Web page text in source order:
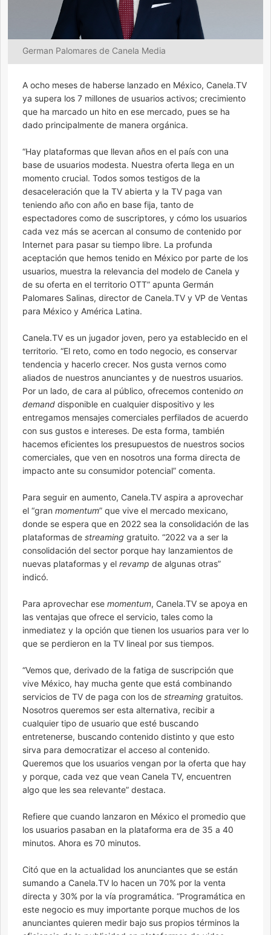
German Palomares de Canela Media
A ocho meses de haberse lanzado en México, Canela.TV
ya supera los 7 millones de usuarios activos; crecimiento
que ha marcado un hito en ese mercado, pues se ha
dado principalmente de manera orgánica.
“Hay plataformas que llevan años en el país con una
base de usuarios modesta. Nuestra oferta llega en un
momento crucial. Todos somos testigos de la
desaceleración que la TV abierta y la TV paga van
teniendo año con año en base fija, tanto de
espectadores como de suscriptores, y cómo los usuarios
cada vez más se acercan al consumo de contenido por
Internet para pasar su tiempo libre. La profunda
aceptación que hemos tenido en México por parte de los
usuarios, muestra la relevancia del modelo de Canela y
de su oferta en el territorio OTT” apunta Germán
Palomares Salinas, director de Canela.TV y VP de Ventas
para México y América Latina.
Canela.TV es un jugador joven, pero ya establecido en el
territorio. “El reto, como en todo negocio, es conservar
tendencia y hacerlo crecer. Nos gusta vernos como
aliados de nuestros anunciantes y de nuestros usuarios.
Por un lado, de cara al público, ofrecemos contenido on
demand disponible en cualquier dispositivo y les
entregamos mensajes comerciales perfilados de acuerdo
con sus gustos e intereses. De esta forma, también
hacemos eficientes los presupuestos de nuestros socios
comerciales, que ven en nosotros una forma directa de
impacto ante su consumidor potencial” comenta.
Para seguir en aumento, Canela.TV aspira a aprovechar
el “gran momentum” que vive el mercado mexicano,
donde se espera que en 2022 sea la consolidación de las
plataformas de streaming gratuito. “2022 va a ser la
consolidación del sector porque hay lanzamientos de
nuevas plataformas y el revamp de algunas otras”
indicó.
Para aprovechar ese momentum, Canela.TV se apoya en
las ventajas que ofrece el servicio, tales como la
inmediatez y la opción que tienen los usuarios para ver lo
que se perdieron en la TV lineal por sus tiempos.
“Vemos que, derivado de la fatiga de suscripción que
vive México, hay mucha gente que está combinando
servicios de TV de paga con los de streaming gratuitos.
Nosotros queremos ser esta alternativa, recibir a
cualquier tipo de usuario que esté buscando
entretenerse, buscando contenido distinto y que esto
sirva para democratizar el acceso al contenido.
Queremos que los usuarios vengan por la oferta que hay
y porque, cada vez que vean Canela TV, encuentren
algo que les sea relevante” destaca.
Refiere que cuando lanzaron en México el promedio que
los usuarios pasaban en la plataforma era de 35 a 40
minutos. Ahora es 70 minutos.
Citó que en la actualidad los anunciantes que se están
sumando a Canela.TV lo hacen un 70% por la venta
directa y 30% por la vía programática. “Programática en
este negocio es muy importante porque muchos de los
anunciantes quieren medir bajo sus propios términos la